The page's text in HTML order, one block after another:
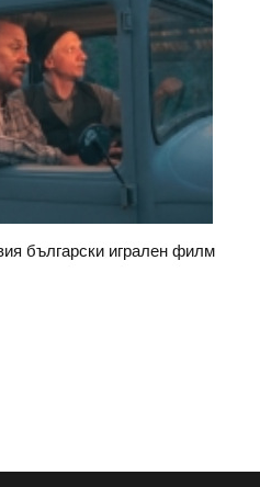
български игрален филм